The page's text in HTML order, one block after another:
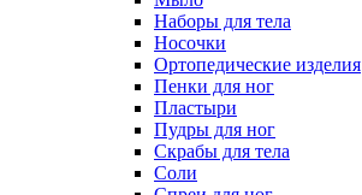
Наборы для тела
Носочки
Ортопедические изделия
Пенки для ног
Пластыри
Пудры для ног
Скрабы для тела
Соли